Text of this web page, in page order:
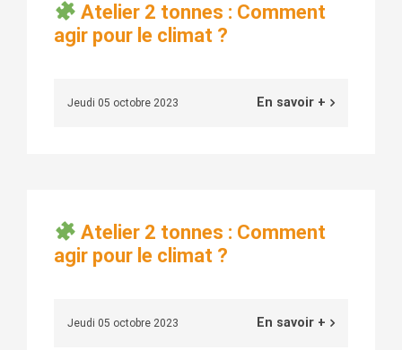
Atelier 2 tonnes : Comment
agir pour le climat ?
Jeudi 05 octobre 2023 En savoir +
Atelier 2 tonnes : Comment
agir pour le climat ?
Jeudi 05 octobre 2023 En savoir +